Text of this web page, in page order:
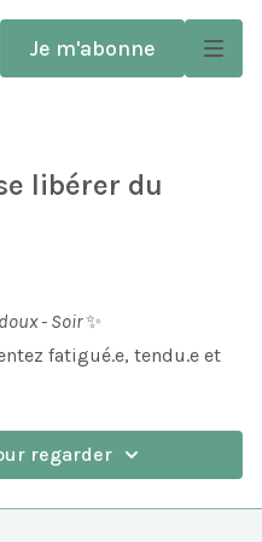
Je m'abonne
libérer du
- Soir✨
fatigué.e, tendu.e et
vous accompagne
libérer la fatigue, les
! regarder